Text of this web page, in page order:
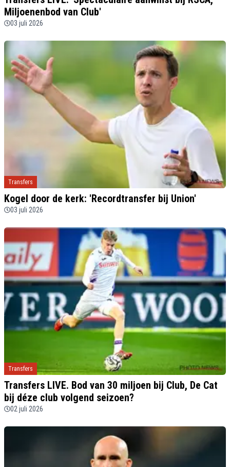
Miljoenenbod van Club'
03 juli 2026
Transfers
Kogel door de kerk: 'Recordtransfer bij Union'
03 juli 2026
Transfers
Transfers LIVE. Bod van 30 miljoen bij Club, De Cat
bij déze club volgend seizoen?
02 juli 2026